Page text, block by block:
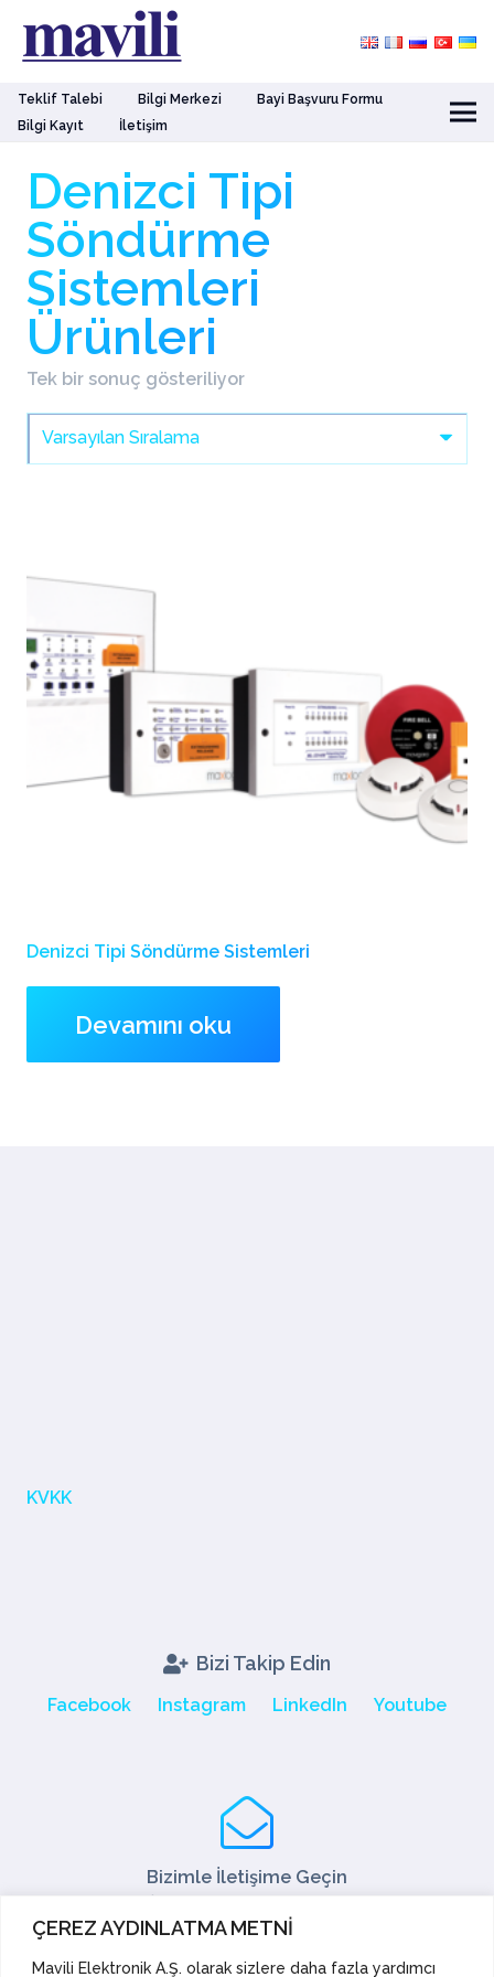
ÇEREZ AYDINLATMA METNİ
Mavili Elektronik A.Ş. olarak sizlere daha fazla yardımcı
Teklif Talebi Bilgi Merkezi
Bayi Başvuru Formu
Bilgi Kayıt
İletişim
Denizci Tipi
Söndürme
Sistemleri
Ürünleri
Tek bir sonuç gösteriliyor
Denizci Tipi Söndürme Sistemleri
Devamını oku
KVKK
Bizi Takip Edin
Facebook Instagram LinkedIn Youtube
Bizimle İletişime Geçin
Fax: +90 216 466 45 10